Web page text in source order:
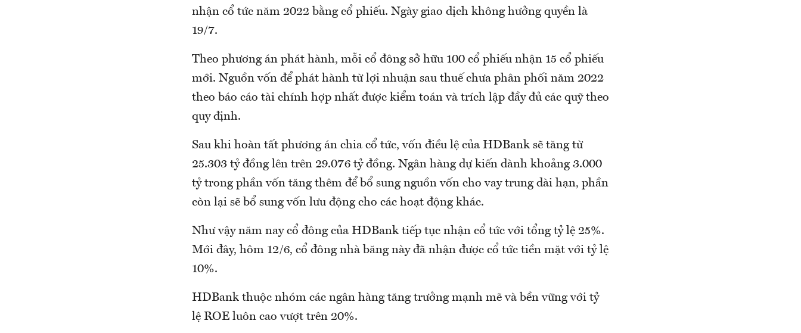
nhận cổ tức năm 2022 bằng cổ phiếu. Ngày giao dịch không hưởng quyền là
19/7.
Theo phương án phát hành, mỗi cổ đông sở hữu 100 cổ phiếu nhận 15 cổ phiếu
mới. Nguồn vốn để phát hành từ lợi nhuận sau thuế chưa phân phối năm 2022
theo báo cáo tài chính hợp nhất được kiểm toán và trích lập đầy đủ các quỹ theo
quy định.
Sau khi hoàn tất phương án chia cổ tức, vốn điều lệ của HDBank sẽ tăng từ
25.303 tỷ đồng lên trên 29.076 tỷ đồng. Ngân hàng dự kiến dành khoảng 3.000
tỷ trong phần vốn tăng thêm để bổ sung nguồn vốn cho vay trung dài hạn, phần
còn lại sẽ bổ sung vốn lưu động cho các hoạt động khác.
Như vậy năm nay cổ đông của HDBank tiếp tục nhận cổ tức với tổng tỷ lệ 25%.
Mới đây, hôm 12/6, cổ đông nhà băng này đã nhận được cổ tức tiền mặt với tỷ lệ
10%.
HDBank thuộc nhóm các ngân hàng tăng trưởng mạnh mẽ và bền vững với tỷ
lệ ROE luôn cao vượt trên 20%.